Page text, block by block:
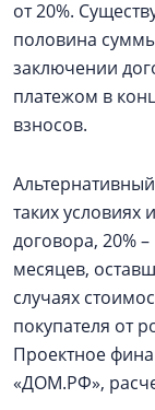
от 20%.
половина
заключении
платежом в
взносов.
таких условиях
договора, 20%
месяцев,
случаях
покупателя от
Проектное
«ДОМ.РФ»,